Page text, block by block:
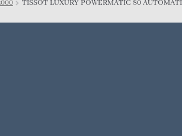
TISSOT LUXURY POWERMATIC 80